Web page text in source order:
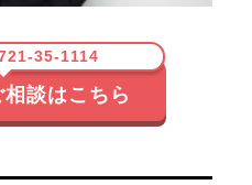
35-1114
談はこちら